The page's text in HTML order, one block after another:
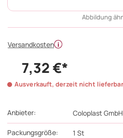
Abbildung
Versandkosten
Anbieter: Coloplast GmbH
Packungsgröße: 1 St
7,32 €*
Ausverkauft, derzeit nicht lieferbar